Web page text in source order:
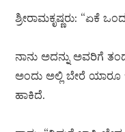
ಶ್ರೀರಾಮಕೃಷ್ಣರು: “ಏಕೆ
ನಾನು ಅದನ್ನು ಅವರಿಗೆ
ಅಂದು ಅಲ್ಲಿ ಬೇರೆ ಯಾರೂ
ಹಾಕಿದೆ.